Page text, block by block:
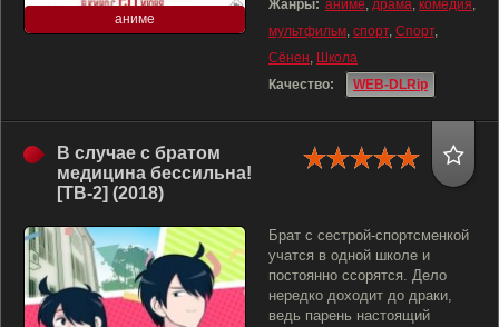
аниме
Жанры: аниме, драма, комедия,
мультфильм, спорт, Спорт,
Сёнен, Школа
Качество:
WEB-DLRip
В случае с братом
медицина бессильна!
[ТВ-2] (2018)
Брат с сестрой-спортсменкой
учатся в одной школе и
постоянно ссорятся. Дело
нередко доходит до драки,
ведь парень настоящий